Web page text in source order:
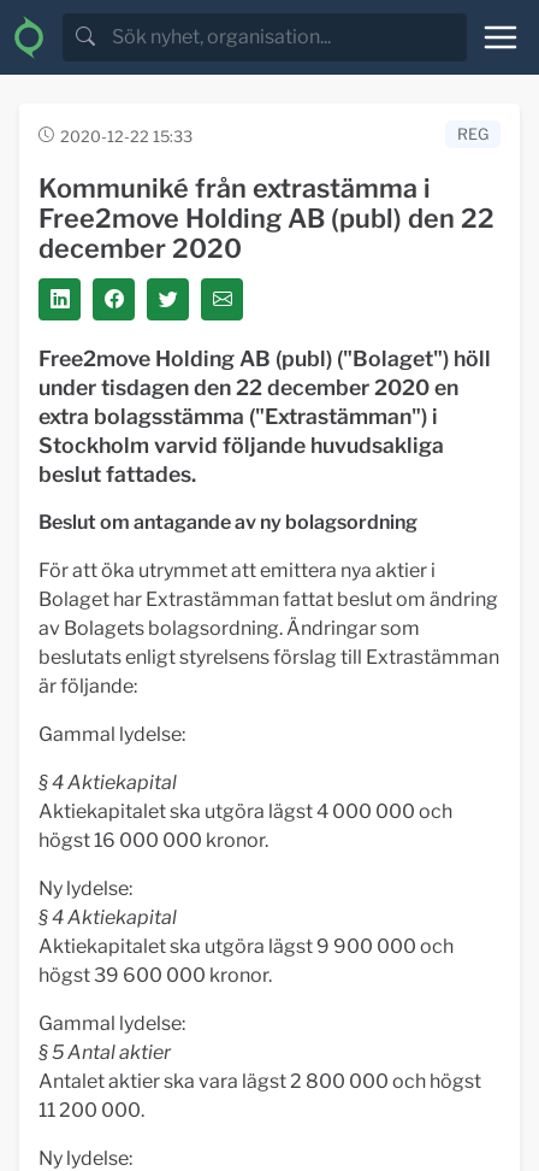
2020-12-22 15:33 REG
Kommuniké från extrastämma i
Free2move Holding AB (publ) den 22
december 2020
Free2move Holding AB (publ) ("Bolaget") höll
under tisdagen den 22 december 2020 en
extra bolagsstämma ("Extrastämman") i
Stockholm varvid följande huvudsakliga
beslut fattades.
Beslut om antagande av ny bolagsordning
För att öka utrymmet att emittera nya aktier i
Bolaget har Extrastämman fattat beslut om ändring
av Bolagets bolagsordning. Ändringar som
beslutats enligt styrelsens förslag till Extrastämman
är följande:
Gammal lydelse:
§ 4 Aktiekapital
Aktiekapitalet ska utgöra lägst 4 000 000 och
högst 16 000 000 kronor.
Ny lydelse:
§ 4 Aktiekapital
Aktiekapitalet ska utgöra lägst 9 900 000 och
högst 39 600 000 kronor.
Gammal lydelse:
§ 5 Antal aktier
Antalet aktier ska vara lägst 2 800 000 och högst
11 200 000.
Ny lydelse: